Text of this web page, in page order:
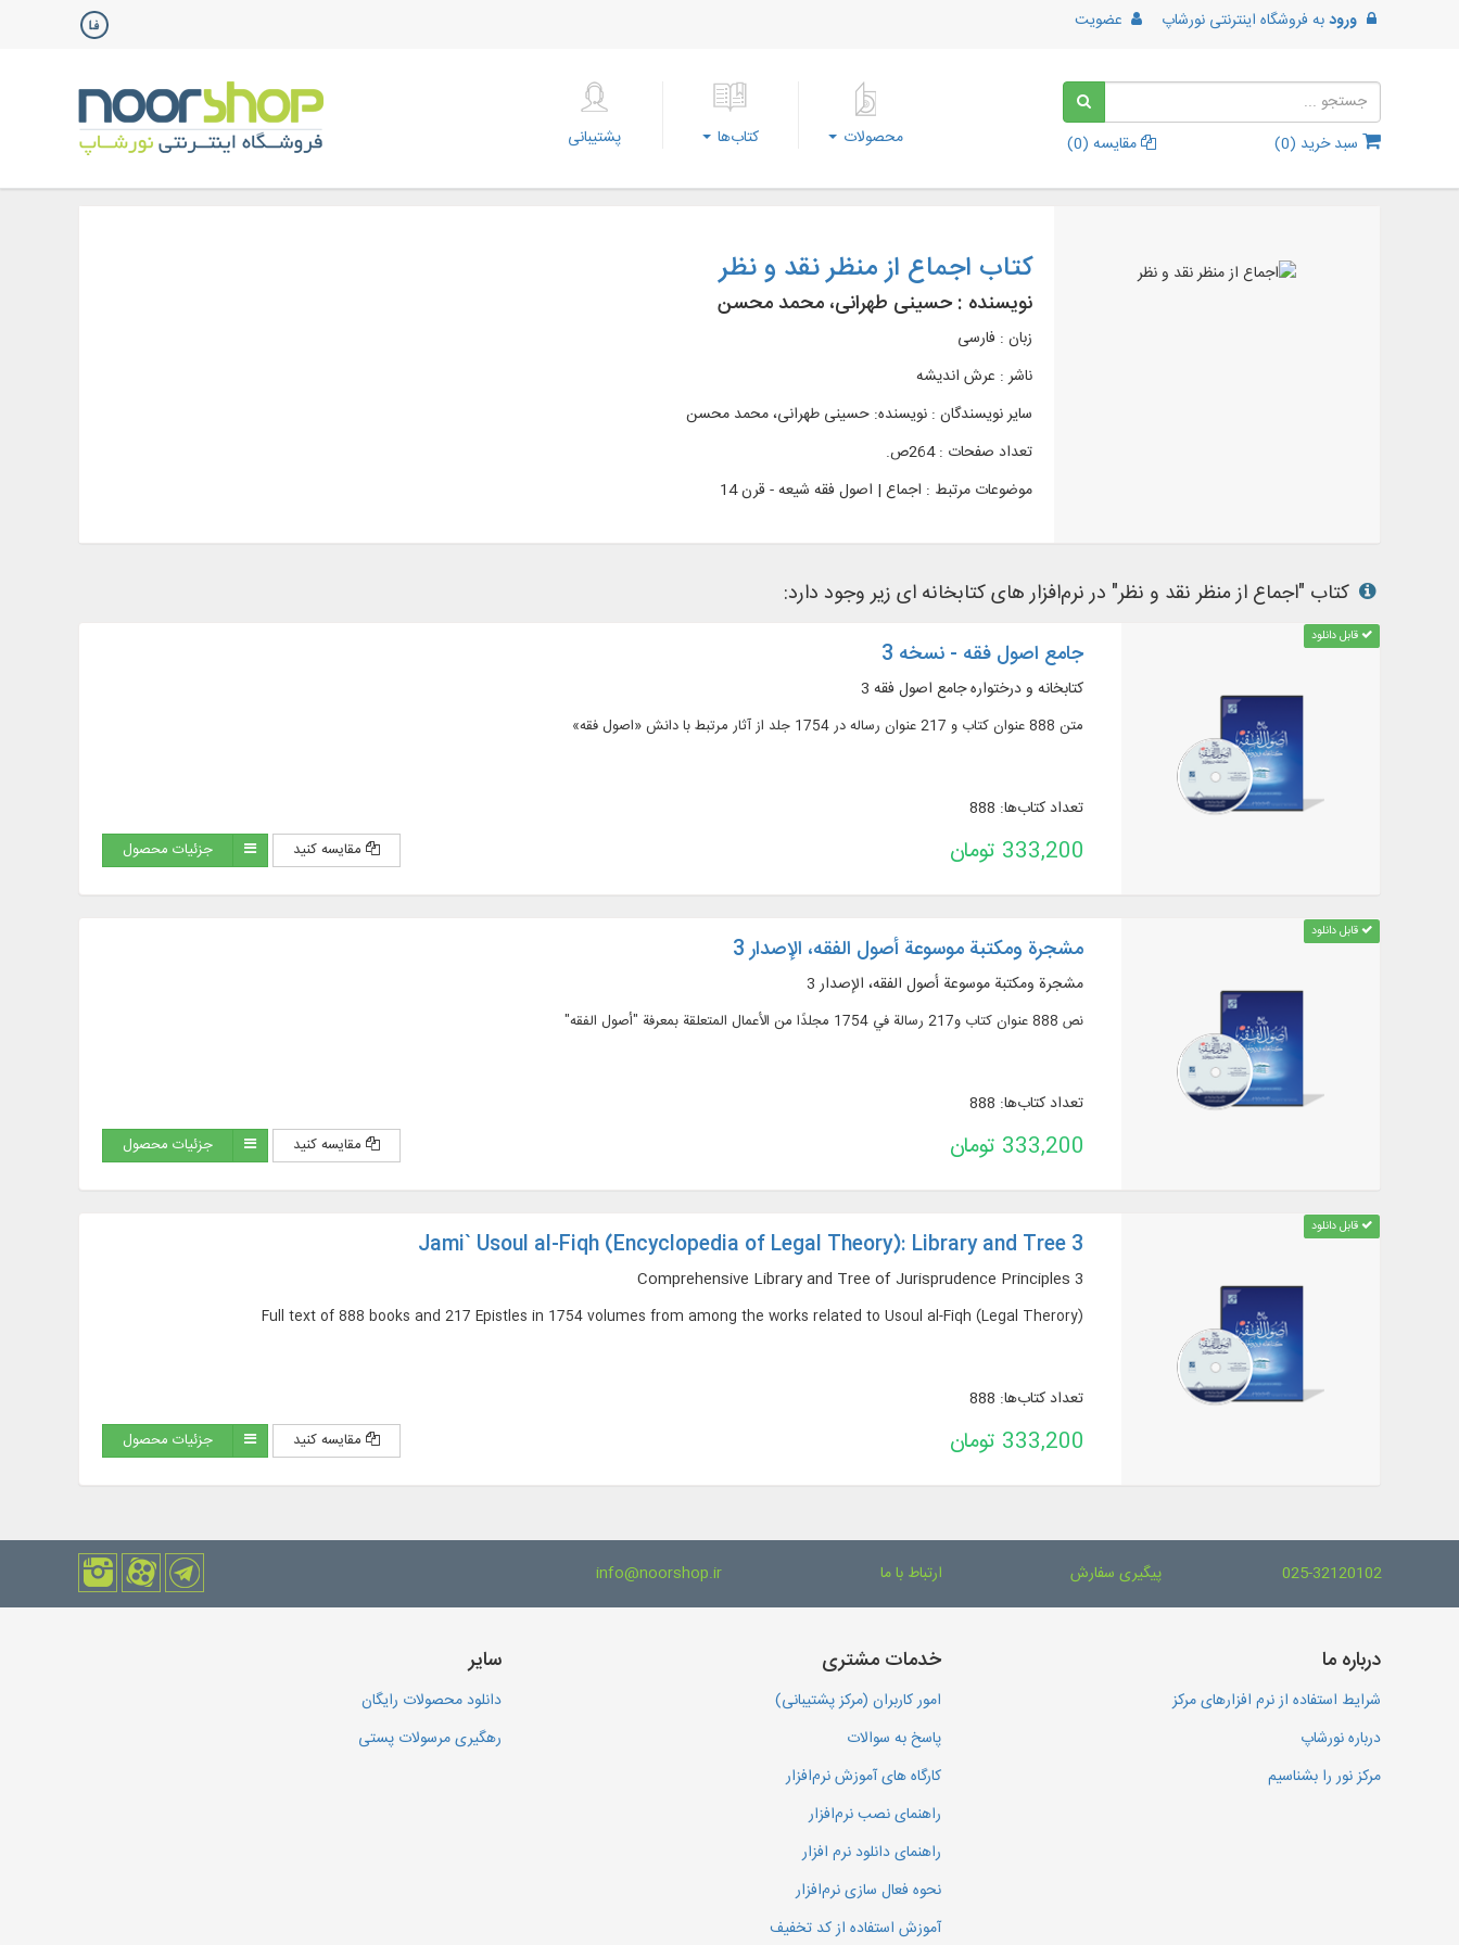
ورودبه فروشگاه اینترنتی نورشاپ عضویت
سبد خرید (0
) مقایسه (0
) محصولات کتاب‌ها پشتیبانی
کتاب اجماع از منظر نقد و نظر
نویسنده : حسینی طهرانی، محمد محسن
زبان : فارسی
ناشر : عرش انديشه
سایر نویسندگان : نویسنده: حسینی طهرانی، محمد محسن
تعداد صفحات : 264ص.
موضوعات مرتبط : اجماع | اصول فقه شیعه - قرن 14
کتاب "اجماع از منظر نقد و نظر" در نرم‌افزار های کتابخانه ای زیر وجود دارد:
قابل دانلود
جامع اصول فقه - نسخه 3
کتابخانه و درختواره جامع اصول فقه 3
متن 888 عنوان کتاب و 217 عنوان رساله در 1754 جلد از آثار مرتبط با دانش «اصول فقه»
تعداد کتاب‌ها: 888
333,200 تومان مقایسه کنید جزئیات محصول
قابل دانلود
مشجرة ومكتبة موسوعة أصول الفقه، الإصدار 3
مشجرة ومكتبة موسوعة أصول الفقه، الإصدار 3
نص 888 عنوان كتاب و217 رسالة في 1754 مجلدًا من الأعمال المتعلقة بمعرفة "أصول الفقه"
تعداد کتاب‌ها: 888
333,200 تومان مقایسه کنید جزئیات محصول
قابل دانلود
Jami` Usoul al-Fiqh (Encyclopedia of Legal Theory): Library and Tree 3
Comprehensive Library and Tree of Jurisprudence Principles 3
Full text of 888 books and 217 Epistles in 1754 volumes from among the works related to Usoul al-Fiqh (Legal Therory)
تعداد کتاب‌ها: 888
333,200 تومان مقایسه کنید جزئیات محصول
025-32120102 پیگیری سفارش ارتباط با ما info@noorshop.ir
درباره ما
شرایط استفاده از نرم افزارهای مرکز
درباره نورشاپ
مرکز نور را بشناسیم
خدمات مشتری
امور کاربران (مرکز پشتیبانی)
پاسخ به سوالات
کارگاه های آموزش نرم‌افزار
راهنمای نصب نرم‌افزار
راهنمای دانلود نرم افزار
نحوه فعال سازی نرم‌افزار
آموزش استفاده از کد تخفیف
سایر
دانلود محصولات رایگان
رهگیری مرسولات پستی